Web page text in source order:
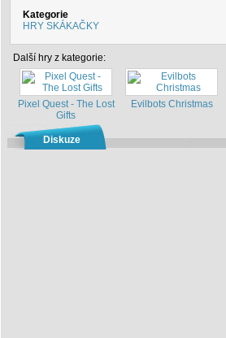
Kategorie
HRY SKÁKAČKY
Další hry z kategorie:
Pixel Quest - The Lost
Gifts
Evilbots Christmas
Diskuze